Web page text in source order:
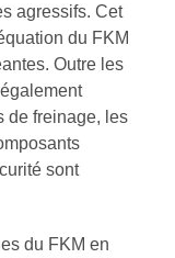
agressifs. Cet
du FKM
Outre les
de freinage, les
sont
du FKM en